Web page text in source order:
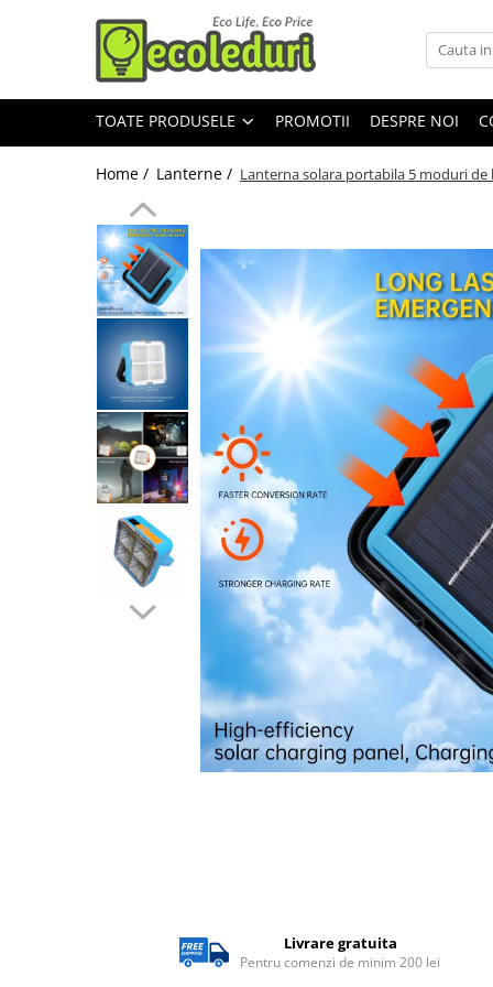
Toate Produsele
Surse de iluminat
Surse de iluminat
Bec Color led
Bec incandescent (Clasic)
Becuri Led
Becuri & lampi led cu fasung
Ghirlande luminoase
Modul Led pentru aplica
Tub Neon Fluorescent (Clasic)
Tub Neon LED
Corpuri de iluminat
Corpuri de iluminat
Corpuri Led - industriale
Aplice si Plafoniere Led
TOATE PRODUSELE PROMOTII DESPRE NOI
Home / Lanterne / Lanterna solara portabila 5 moduri
Livrare gratuita
Pentru comenzi de minim 200 lei